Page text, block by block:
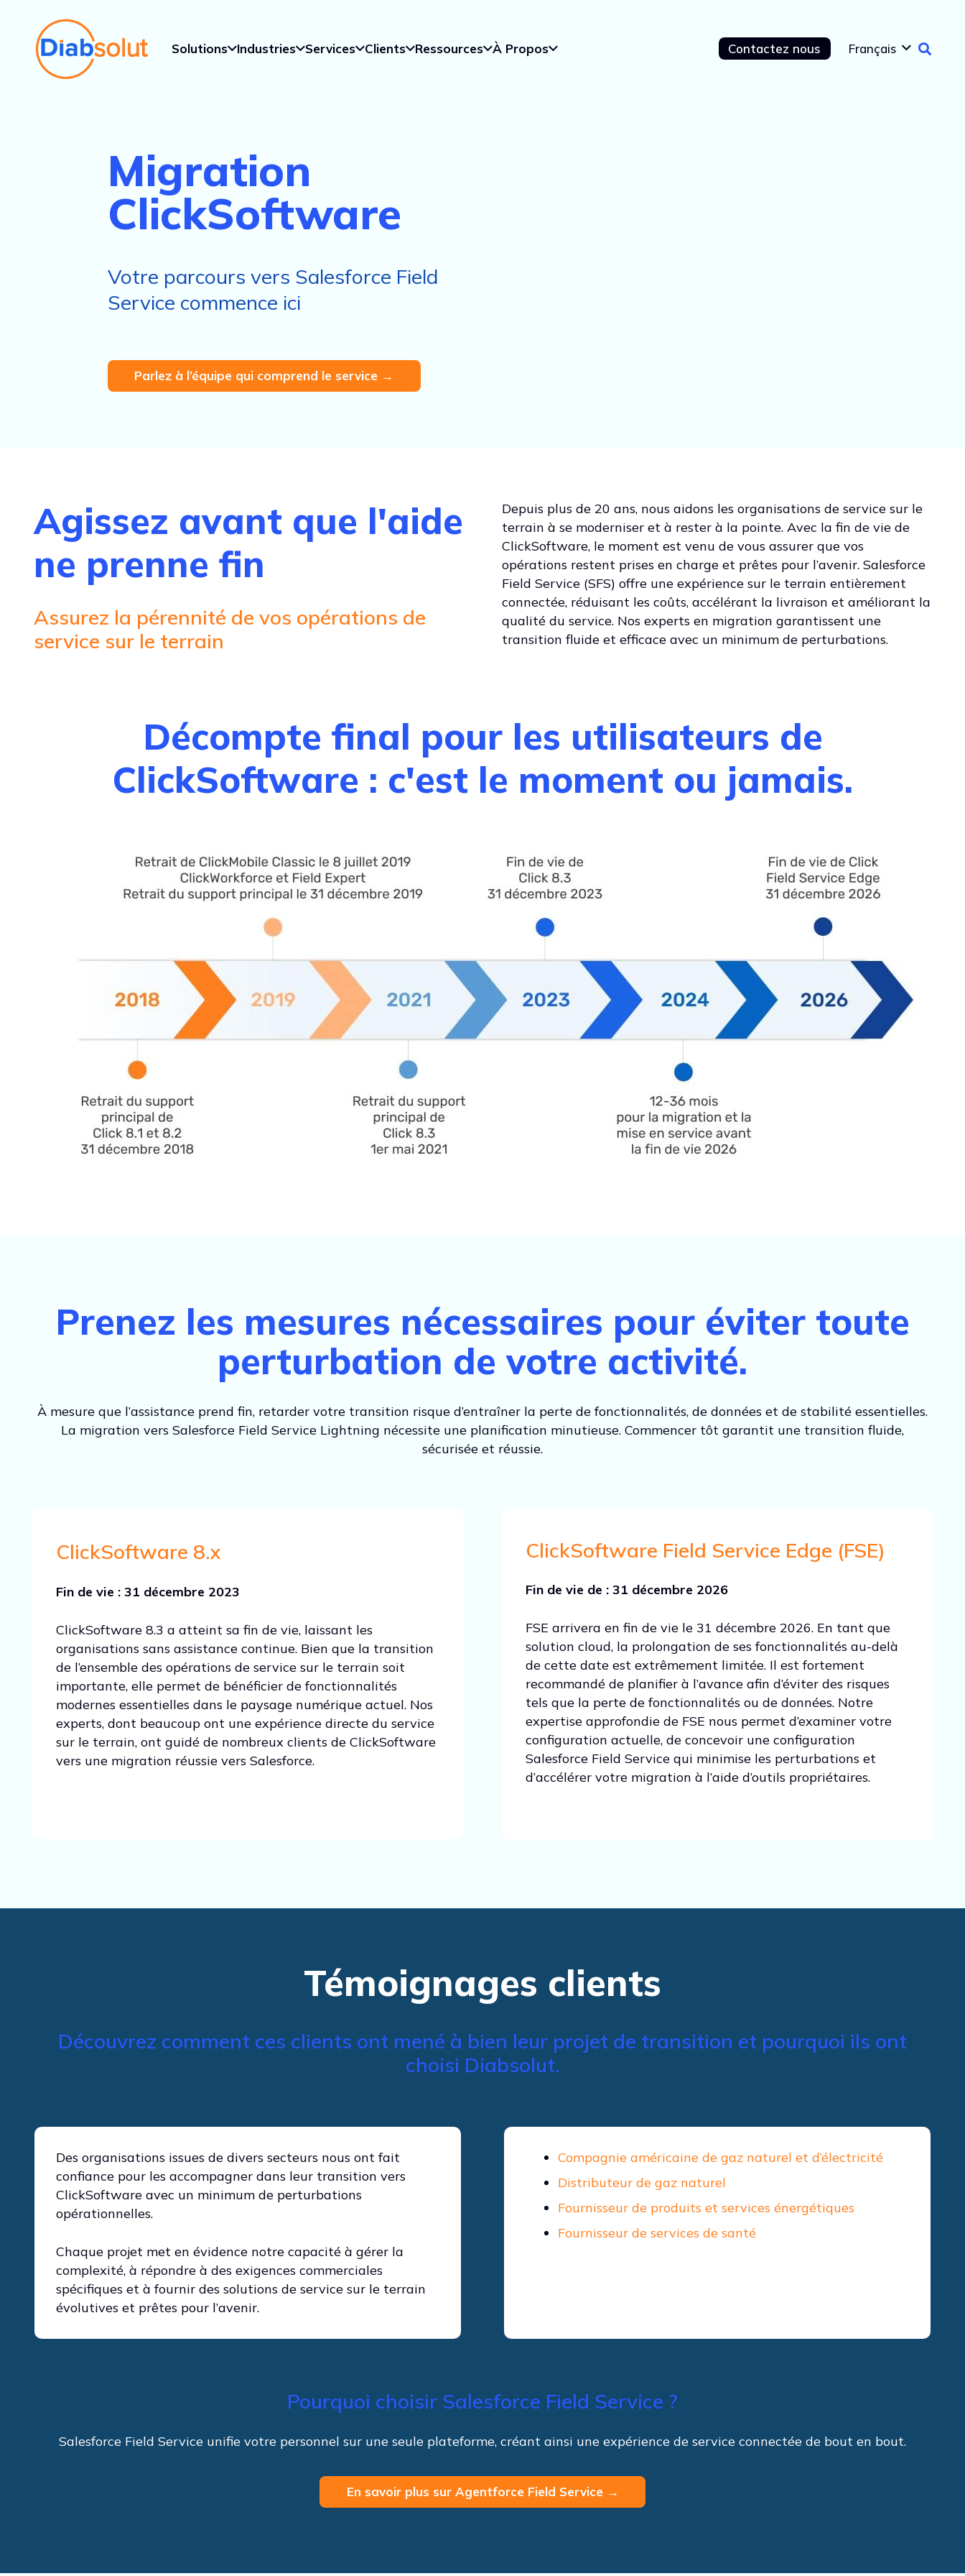
Solutions Industries Services Clients Ressources À Propos Contactez nous Français
Migration
ClickSoftware
Votre parcours vers Salesforce Field
Service commence ici
Parlez à l’équipe qui comprend le service →
Agissez avant que l'aide
ne prenne fin
Assurez la pérennité de vos opérations de
service sur le terrain
Depuis plus de 20 ans, nous aidons les organisations de service sur le
terrain à se moderniser et à rester à la pointe. Avec la fin de vie de
ClickSoftware, le moment est venu de vous assurer que vos
opérations restent prises en charge et prêtes pour l’avenir. Salesforce
Field Service (SFS) offre une expérience sur le terrain entièrement
connectée, réduisant les coûts, accélérant la livraison et améliorant la
qualité du service. Nos experts en migration garantissent une
transition fluide et efficace avec un minimum de perturbations.
Décompte final pour les utilisateurs de
ClickSoftware : c'est le moment ou jamais.
Prenez les mesures nécessaires pour éviter toute
perturbation de votre activité.
À mesure que l’assistance prend fin, retarder votre transition risque d’entraîner la perte de fonctionnalités, de données et de stabilité essentielles.
La migration vers Salesforce Field Service Lightning nécessite une planification minutieuse. Commencer tôt garantit une transition fluide,
sécurisée et réussie.
ClickSoftware 8.x
Fin de vie : 31 décembre 2023
ClickSoftware 8.3 a atteint sa fin de vie, laissant les
organisations sans assistance continue. Bien que la transition
de l’ensemble des opérations de service sur le terrain soit
importante, elle permet de bénéficier de fonctionnalités
modernes essentielles dans le paysage numérique actuel. Nos
experts, dont beaucoup ont une expérience directe du service
sur le terrain, ont guidé de nombreux clients de ClickSoftware
vers une migration réussie vers Salesforce.
ClickSoftware Field Service Edge (FSE)
Fin de vie de : 31 décembre 2026
FSE arrivera en fin de vie le 31 décembre 2026. En tant que
solution cloud, la prolongation de ses fonctionnalités au-delà
de cette date est extrêmement limitée. Il est fortement
recommandé de planifier à l’avance afin d’éviter des risques
tels que la perte de fonctionnalités ou de données. Notre
expertise approfondie de FSE nous permet d’examiner votre
configuration actuelle, de concevoir une configuration
Salesforce Field Service qui minimise les perturbations et
d’accélérer votre migration à l’aide d’outils propriétaires.
Témoignages clients
Découvrez comment ces clients ont mené à bien leur projet de transition et pourquoi ils ont
choisi Diabsolut.
Des organisations issues de divers secteurs nous ont fait
confiance pour les accompagner dans leur transition vers
ClickSoftware avec un minimum de perturbations
opérationnelles.
Chaque projet met en évidence notre capacité à gérer la
complexité, à répondre à des exigences commerciales
spécifiques et à fournir des solutions de service sur le terrain
évolutives et prêtes pour l’avenir.
Compagnie américaine de gaz naturel et d’électricité
Distributeur de gaz naturel
Fournisseur de produits et services énergétiques
Fournisseur de services de santé
Pourquoi choisir Salesforce Field Service ?
Salesforce Field Service unifie votre personnel sur une seule plateforme, créant ainsi une expérience de service connectée de bout en bout.
En savoir plus sur Agentforce Field Service →